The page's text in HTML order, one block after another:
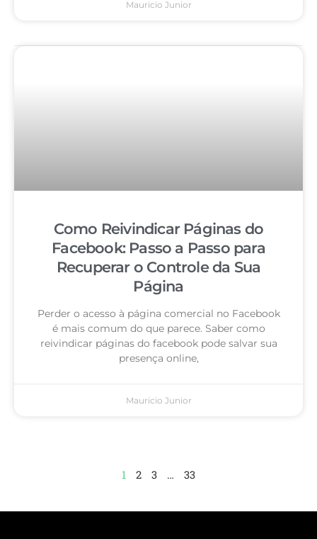
Mauricio Junior
Como Reivindicar Páginas do
Facebook: Passo a Passo para
Recuperar o Controle da Sua
Página
Perder o acesso à página comercial no Facebook
é mais comum do que parece. Saber como
reivindicar páginas do facebook pode salvar sua
presença online,
Mauricio Junior
1 2 3 … 33